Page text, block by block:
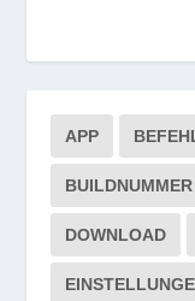
APP
BUILDNUMMER
DOWNLOAD